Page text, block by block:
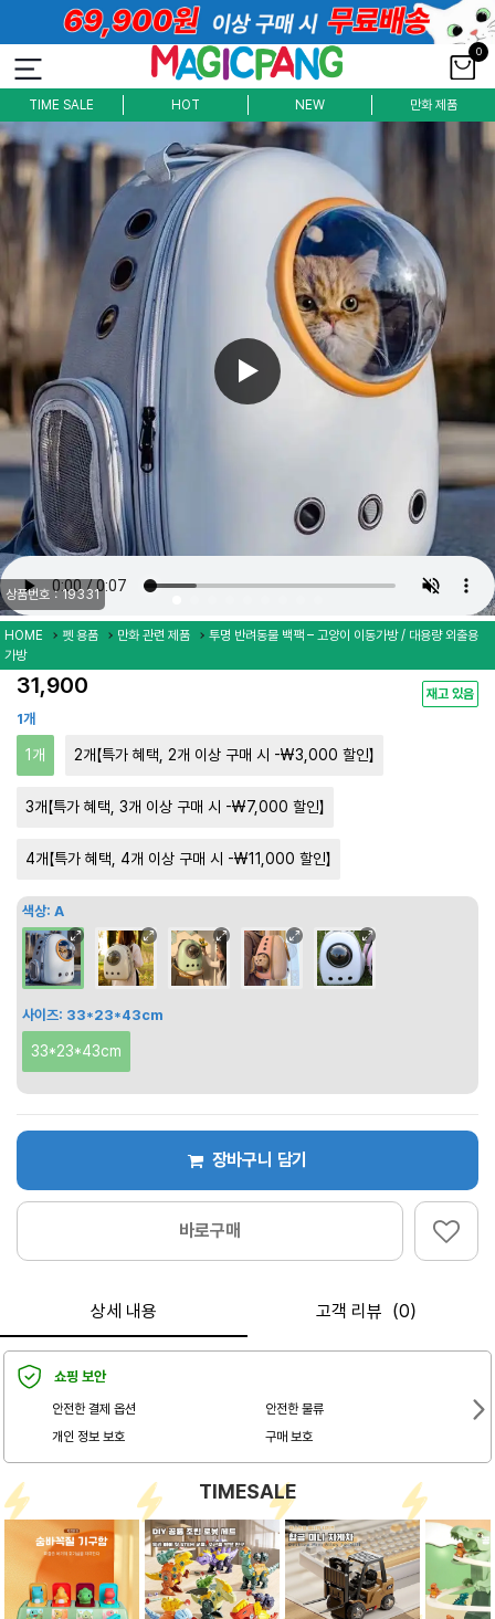
0
TIME SALE HOT NEW 만화 제품
►
상품번호：19331
HOME 펫 용품 만화 관련 제품
투명 반려동물 백팩 – 고양이 이동가방 / 대용량 외출용
가방
31,900 재고 있음
1개
1개 2개【특가 혜택, 2개 이상 구매 시 -₩3,000 할인】
3개【특가 혜택, 3개 이상 구매 시 -₩7,000 할인】
4개【특가 혜택, 4개 이상 구매 시 -₩11,000 할인】
색상: A
사이즈: 33*23*43cm
33*23*43cm
장바구니 담기
바로구매
상세 내용 고객 리뷰（0）
쇼핑 보안
안전한 결제 옵션
안전한 물류
개인 정보 보호
구매 보호
TIMESALE